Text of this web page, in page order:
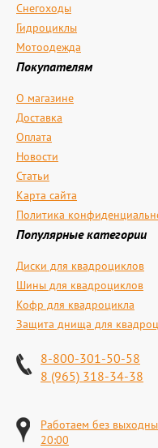
Снегоходы
Гидроциклы
Мотоодежда
Покупателям
О магазине
Доставка
Оплата
Новости
Статьи
Карта сайта
Политика
Популярные категории
Диски для квадроциклов
Шины для квадроциклов
Кофр для квадроцикла
Защита днища для
8-800-301-50-58
8 (965) 318-34-38
Работаем без
20:00